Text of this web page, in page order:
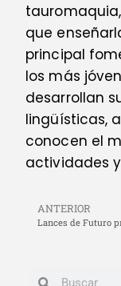
que
principal
los más
desarrollan
lingüísticas,
conocen el
actividades
ANTERIOR